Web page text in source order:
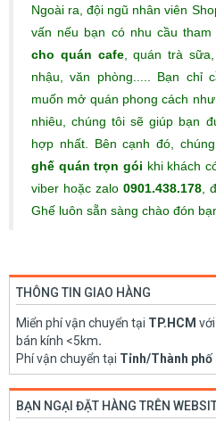
Ngoài ra, đội ngũ nhân viên
vấn nếu bạn có nhu cầu tham
cho quán cafe, quán trà
nhậu, văn phòng..... Bạn chỉ
muốn mở quán phong cách
nhiêu, chúng tôi sẽ giúp bạn
hợp nhất. Bên cạnh đó,
ghế quán trọn gói khi khách
viber hoặc zalo 0901.438.178,
Ghế luôn sẵn sàng chào đón
THÔNG TIN GIAO HÀNG
Miển phí vận chuyển tại TP.HCM
bán kính <5km.
Phí vận chuyển tại Tỉnh/Thành phố
BẠN NGẠI ĐẶT HÀNG TRÊN